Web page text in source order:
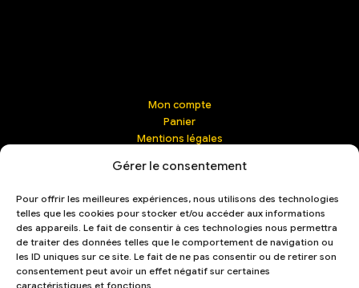
Gérer le consentement
Pour offrir les meilleures expériences, nous utilisons des technologies
telles que les cookies pour stocker et/ou accéder aux informations
des appareils. Le fait de consentir à ces technologies nous permettra
de traiter des données telles que le comportement de navigation ou
les ID uniques sur ce site. Le fait de ne pas consentir ou de retirer son
consentement peut avoir un effet négatif sur certaines
caractéristiques et fonctions.
Mon compte
Panier
Mentions légales
Confidentialité
Livraison & retours
Mot de passe perdu
French